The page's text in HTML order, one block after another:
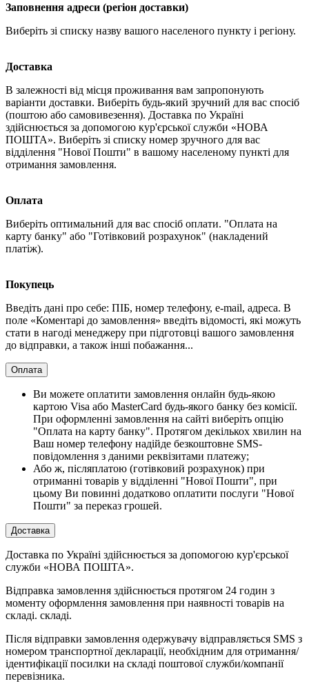
Заповнення адреси (регіон доставки)
Виберіть зі списку назву вашого населеного пункту і регіону.
Доставка
В залежності від місця проживання вам запропонують
варіанти доставки. Виберіть будь-який зручний для вас спосіб
(поштою або самовивезення). Доставка по Україні
здійснюється за допомогою кур'єрської служби «НОВА
ПОШТА». Виберіть зі списку номер зручного для вас
відділення "Нової Пошти" в вашому населеному пункті для
отримання замовлення.
Оплата
Виберіть оптимальний для вас спосіб оплати. "Оплата на
карту банку" або "Готівковий розрахунок" (накладений
платіж).
Покупець
Введіть дані про себе: ПІБ, номер телефону, e-mail, адреса. В
поле «Коментарі до замовлення» введіть відомості, які можуть
стати в нагоді менеджеру при підготовці вашого замовлення
до відправки, а також інші побажання...
Оплата
Ви можете оплатити замовлення онлайн будь-якою
картою Visa або MasterCard будь-якого банку без комісії.
При оформленні замовлення на сайті виберіть опцію
"Оплата на карту банку". Протягом декількох хвилин на
Ваш номер телефону надійде безкоштовне SMS-
повідомлення з даними реквізитами платежу;
Або ж, післяплатою (готівковий розрахунок) при
отриманні товарів у відділенні "Нової Пошти", при
цьому Ви повинні додатково оплатити послуги "Нової
Пошти" за переказ грошей.
Доставка
Доставка по Україні здійснюється за допомогою кур'єрської
служби «НОВА ПОШТА».
Відправка замовлення здійснюється протягом 24 годин з
моменту оформлення замовлення при наявності товарів на
складі. складі.
Після відправки замовлення одержувачу відправляється SMS з
номером транспортної декларації, необхідним для отримання/
ідентифікації посилки на складі поштової служби/компанії
перевізника.